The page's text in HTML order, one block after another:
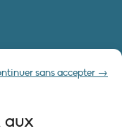
aux
sans accepter →